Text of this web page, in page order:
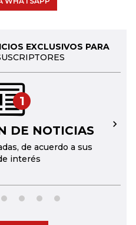
EXCLUSIVOS PARA
1
DE NOTICIAS
de acuerdo a sus
interés
→